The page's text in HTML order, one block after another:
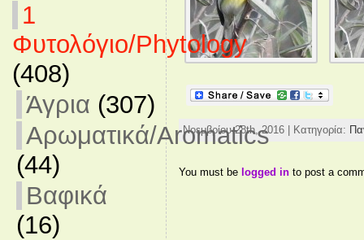
1
Φυτολόγιο/Phytology
(408)
Άγρια (307)
Αρωματικά/Aromatics
(44)
Βαφικά
(16)
Νοεμβρίου 28th, 2016 | Κατηγορία:
You must be logged into post a